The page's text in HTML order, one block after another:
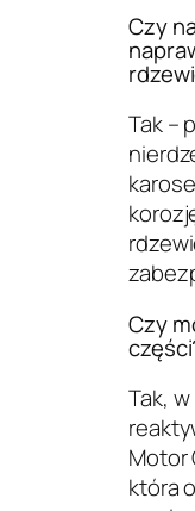
Czy
Tak –
Czy
Tak, w
Motor
która